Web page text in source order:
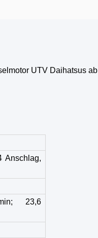
UTV Daihatsus ab
Anschlag,
23,6